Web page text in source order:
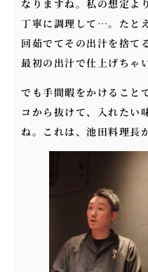
なりますね。私の想定よ
丁寧に調理して…。たと
回茹でてその出汁を捨て
最初の出汁で仕上げちゃ
でも手間暇をかけること
コから抜けて、入れたい
ね。これは、池田料理長